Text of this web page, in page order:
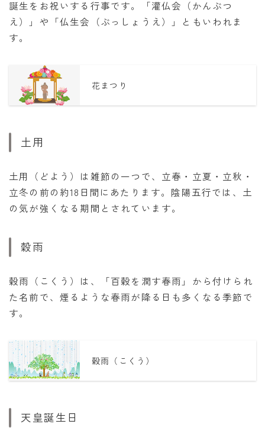
誕生をお祝いする行事です。「灌仏会（かんぶつ
え）」や「仏生会（ぶっしょうえ）」ともいわれま
す。
花まつり
土用
土用（どよう）は雑節の一つで、立春・立夏・立秋・
立冬の前の約18日間にあたります。陰陽五行では、土
の気が強くなる期間とされています。
穀雨
穀雨（こくう）は、「百穀を潤す春雨」から付けられ
た名前で、煙るような春雨が降る日も多くなる季節で
す。
穀雨（こくう）
天皇誕生日